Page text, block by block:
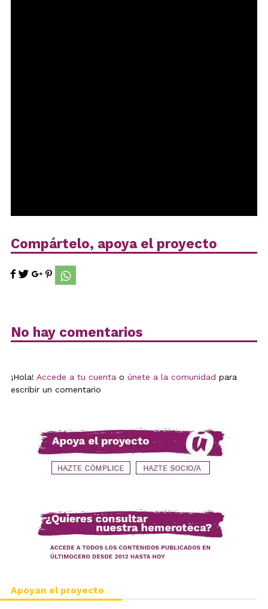
Compártelo, apoya el proyecto
No hay comentarios
¡Hola! Accede a tu cuentao únete a la comunidad para
escribir un comentario
Apoyan el proyecto